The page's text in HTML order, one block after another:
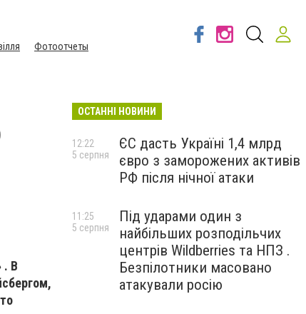
Фотоотчеты
. В
ОСТАННІ НОВИНИ
ЄС дасть Україні 1,4 млрд
євро з заморожених активів
РФ після нічної атаки
12:22
5 серпня
Під ударами один з
найбільших розподільчих
центрів Wildberries та НПЗ .
Безпілотники масовано
атакували росію
11:25
5 серпня